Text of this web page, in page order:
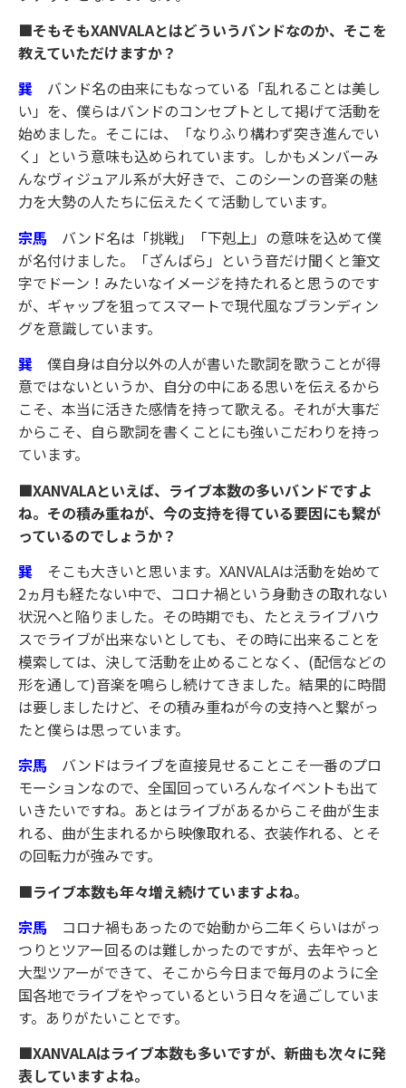
■そもそもXANVALAとはどういうバンドなのか、そこを
教えていただけますか？
巽 バンド名の由来にもなっている「乱れることは美し
い」を、僕らはバンドのコンセプトとして掲げて活動を
始めました。そこには、「なりふり構わず突き進んでい
く」という意味も込められています。しかもメンバーみ
んなヴィジュアル系が大好きで、このシーンの音楽の魅
力を大勢の人たちに伝えたくて活動しています。
宗馬 バンド名は「挑戦」「下剋上」の意味を込めて僕
が名付けました。「ざんばら」という音だけ聞くと筆文
字でドーン！みたいなイメージを持たれると思うのです
が、ギャップを狙ってスマートで現代風なブランディン
グを意識しています。
巽 僕自身は自分以外の人が書いた歌詞を歌うことが得
意ではないというか、自分の中にある思いを伝えるから
こそ、本当に活きた感情を持って歌える。それが大事だ
からこそ、自ら歌詞を書くことにも強いこだわりを持っ
ています。
■XANVALAといえば、ライブ本数の多いバンドですよ
ね。その積み重ねが、今の支持を得ている要因にも繋が
っているのでしょうか？
巽 そこも大きいと思います。XANVALAは活動を始めて
2ヵ月も経たない中で、コロナ禍という身動きの取れない
状況へと陥りました。その時期でも、たとえライブハウ
スでライブが出来ないとしても、その時に出来ることを
模索しては、決して活動を止めることなく、(配信などの
形を通して)音楽を鳴らし続けてきました。結果的に時間
は要しましたけど、その積み重ねが今の支持へと繋がっ
たと僕らは思っています。
宗馬 バンドはライブを直接見せることこそ一番のプロ
モーションなので、全国回っていろんなイベントも出て
いきたいですね。あとはライブがあるからこそ曲が生ま
れる、曲が生まれるから映像取れる、衣装作れる、とそ
の回転力が強みです。
■ライブ本数も年々増え続けていますよね。
宗馬 コロナ禍もあったので始動から二年くらいはがっ
つりとツアー回るのは難しかったのですが、去年やっと
大型ツアーができて、そこから今日まで毎月のように全
国各地でライブをやっているという日々を過ごしていま
す。ありがたいことです。
■XANVALAはライブ本数も多いですが、新曲も次々に発
表していますよね。